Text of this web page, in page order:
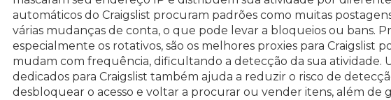
automáticos do Craigslist procuram padrões como muitas
várias mudanças de conta, o que pode levar a bloqueios ou bans.
especialmente os rotativos, são os melhores proxies para Craigslist
mudam com frequência, dificultando a detecção da sua atividade.
dedicados para Craigslist também ajuda a reduzir o risco de
desbloquear o acesso e voltar a procurar ou vender itens, além de